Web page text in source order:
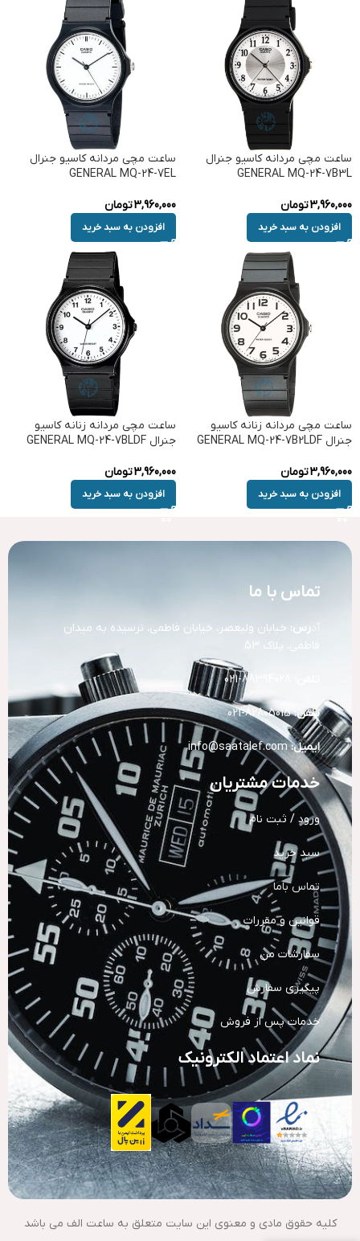
ساعت مچی مردانه کاسیو جنرال
GENERAL MQ-24-7B3L
3,960,000تومان
افزودن به سبد خرید
ساعت مچی مردانه کاسیو جنرال
GENERAL MQ-24-7EL
3,960,000تومان
افزودن به سبد خرید
ساعت مچی مردانه زنانه کاسیو
جنرال GENERAL MQ-24-7B2LDF
3,960,000تومان
افزودن به سبد خرید
ساعت مچی مردانه زنانه کاسیو
جنرال GENERAL MQ-24-7BLDF
3,960,000تومان
افزودن به سبد خرید
تماس با ما
رس: خیابان ولیعصر، خیابان فاطمی، نرسیده به میدان
فاطمی، پلاک 53
تلفن:82805015-021
ایمیل: info@saatalef.com
خدمات مشتریان
ورود / ثبت نام
سبد خرید
تماس باما
قوانین و مقررات
سفارشات من
پیگیری سفارش
خدمات پس از فروش
نماد اعتماد الکترونیک
کلیه حقوق مادی و معنوی این سایت متعلق به ساعت الف می باشد